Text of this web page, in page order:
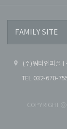
FAMILY SITE
코리아세라믹
대용량환원수
(주)워터엔피플 I
TEL 032-670-
COPYRIGHT ⓒ